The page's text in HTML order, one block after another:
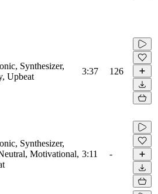
Synthesizer,
Upbeat
3:37 126
Synthesizer,
Motivational, 3:11 -